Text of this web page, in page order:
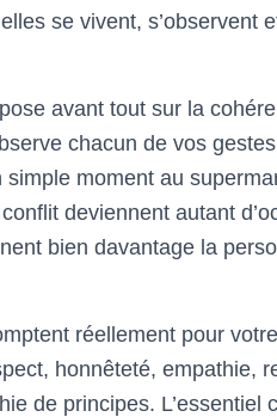
se vivent, s’observent
avant tout sur la
chacun de vos
moment au
deviennent autant
bien davantage la
réellement pour
honnêteté, empathie,
de principes.